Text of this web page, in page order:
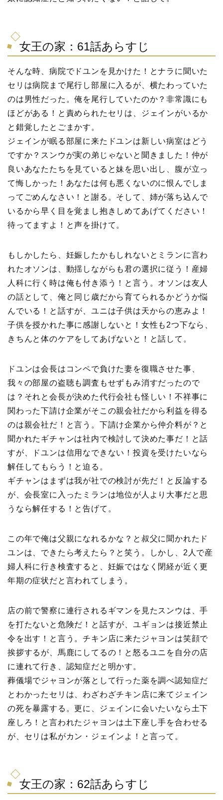
女王の家：61話あらすじ
そんな時、病院でドユンを見かけた！とナラに聞いた
セリは病院まで尾行し部屋に入るが、横たわっていた
のは男性だった。俺を尾行していたのか？非常識にも
ほどがある！と責められたセリは、ジェインがいるか
と錯覚したとごまかす。
ジェインが眠る部屋に来たドユンは新しい病室はどう
ですか？スンウが実の弟じゃないと聞きました！仲が
良いあなたたちを見ていると妹を思い出し、腹が立っ
て悔しかった！あなたは何も悪くないのに恨んでしま
ってごめんなさい！と謝る。そして、姉が落ち込んで
いるから早く目を覚まし抱きしめてあげてください！
待ってますよ！と声を掛けて。
もしかしたら、妊娠したかもしれないとミランに言わ
れたオソンは、動揺しながらも君の選択に従う！産婦
人科に行く時は俺も付き添う！と言う。オソンは友人
の話として、俺と同じ歳だから育てられるかどうか悩
んでいる！と話すが、ユニは子供は天からの恵みよ！
子供を授かれた事に感謝しないと！女性も2つ下なら、
きちんと体のケアをしてあげないと！と話して。
ドユンは会長はコンペで負けた妻を復職させた事、
我々の部屋の盗聴も調査もせずもみ消すだったので
は？それと会長が決めた代行会社も怪しい！不祥事に
関わった下請け企業がそこの親会社だから利益を得る
のは親会社だ！と言う。下請け企業から仲介料が？と
聞かれたギチャンは社内で検討して決めた事だ！と話
すが、ドユンは信用なできない！投資を受けたいなら
解任してもらう！と迫る。
ギチャンはまずは我が社での検討が先だ！と反論する
が、会長室に入ったミランは地位が人より大事だと思
うなら解任する！と告げて。
この年で俺は父親になれるかな？と叔父に聞かれたド
ユンは、できたら考えたら？と笑う。しかし、2人で産
婦人科に行き検査すると、妊娠ではなく閉経が近く更
年期の症状だと言われてしまう。
店の前で警察に連行されるギマンを見たスンウは、手
を打たないと危険だ！と話すが、ユギョンは接近禁止
令を出す！と言う。チキン店に来たジャヨンは笑顔で
挨拶するが、馬鹿にしてるの！と怒るユニを自分の店
に連れて行き、認知症だと明かす。
葬儀場でジャヨンが落として行った薬を調べ認知症だ
とわかったセリは、わざわざチキン店に来てジェイン
の死を暴露する。更に、ジェインに会いたいなら土下
座しろ！と言われたジャヨンは土下座し手を合わせる
が、セリは私がカン・ジェインよ！と言って。
女王の家：62話あらすじ